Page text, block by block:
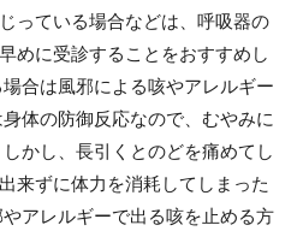
っている場合などは、呼吸器の
めに受診することをおすすめし
合は風邪による咳やアレルギー
体の防御反応なので、むやみに
かし、長引くとのどを痛めてし
来ずに体力を消耗してしまった
アレルギーで出る咳を止める方